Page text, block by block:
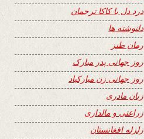
درد دل با کاکا ترجمان
دلنوشته ها
رمان طنز
روز جهانی پدر مبارک
روز جهانی زن مبارکباد
زبان مادری
زراعتی و مالداری
زلزله افغانستان